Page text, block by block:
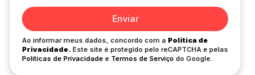
Enviar
Ao informar meus dados, concordo com a Política de
Privacidade. Este site é protegido pelo reCAPTCHA e pelas
Políticas de Privacidade e Termos de Serviço do Google.